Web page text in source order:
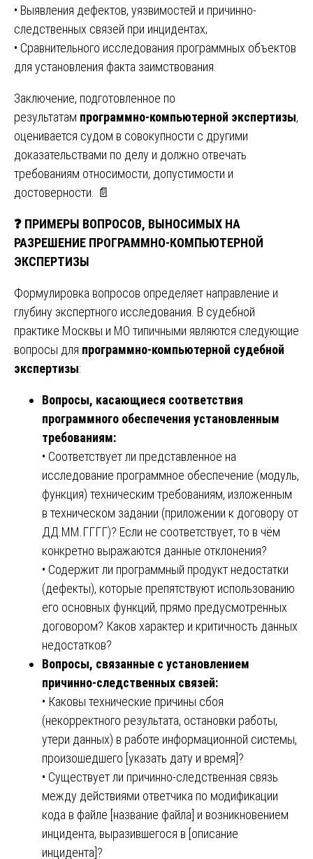
• Выявления дефектов, уязвимостей и причинно-
следственных связей при инцидентах;
• Сравнительного исследования программных объектов
для установления факта заимствования.
Заключение, подготовленное по
результатам программно-компьютерной экспертизы,
оценивается судом в совокупности с другими
доказательствами по делу и должно отвечать
требованиям относимости, допустимости и
достоверности. 📄
❓ ПРИМЕРЫ ВОПРОСОВ, ВЫНОСИМЫХ НА
РАЗРЕШЕНИЕ ПРОГРАММНО-КОМПЬЮТЕРНОЙ
ЭКСПЕРТИЗЫ
Формулировка вопросов определяет направление и
глубину экспертного исследования. В судебной
практике Москвы и МО типичными являются следующие
вопросы для программно-компьютерной судебной
экспертизы:
Вопросы, касающиеся соответствия
программного обеспечения установленным
требованиям:
• Соответствует ли представленное на
исследование программное обеспечение (модуль,
функция) техническим требованиям, изложенным
в техническом задании (приложении к договору от
ДД.ММ.ГГГГ)? Если не соответствует, то в чём
конкретно выражаются данные отклонения?
• Содержит ли программный продукт недостатки
(дефекты), которые препятствуют использованию
его основных функций, прямо предусмотренных
договором? Каков характер и критичность данных
недостатков?
Вопросы, связанные с установлением
причинно-следственных связей:
• Каковы технические причины сбоя
(некорректного результата, остановки работы,
утери данных) в работе информационной системы,
произошедшего [указать дату и время]?
• Существует ли причинно-следственная связь
между действиями ответчика по модификации
кода в файле [название файла] и возникновением
инцидента, выразившегося в [описание
инцидента]?